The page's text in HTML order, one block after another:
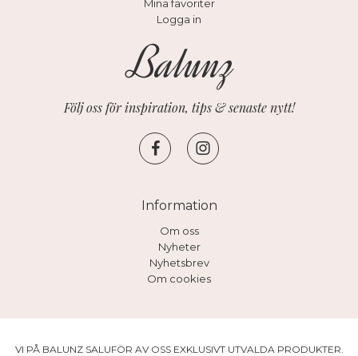
Mina favoriter
Logga in
Följ oss för inspiration, tips & senaste nytt!
Information
Om oss
Nyheter
Nyhetsbrev
Om cookies
VI PÅ BALUNZ SALUFÖR AV OSS EXKLUSIVT UTVALDA PRODUKTER.